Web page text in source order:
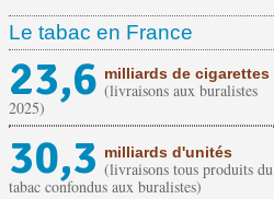
Le tabac en France
23,6 milliards de cigarettes
(livraisons aux buralistes
2025)
30,3 milliards d'unités
(livraisons tous produits du
tabac confondus aux buralistes)